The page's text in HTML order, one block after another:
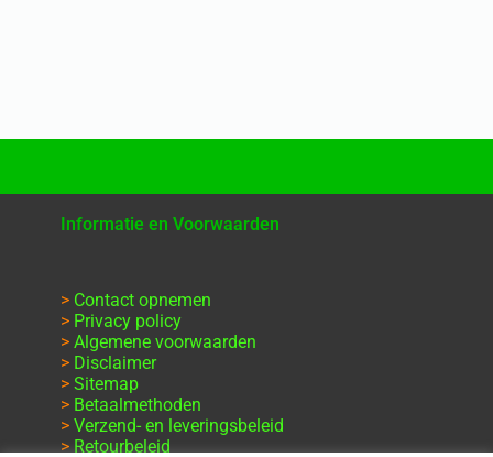
Informatie en Voorwaarden
> Contact opnemen
> Privacy policy
> Algemene voorwaarden
> Disclaimer
> Sitemap
> Betaalmethoden
> Verzend- en leveringsbeleid
> Retourbeleid